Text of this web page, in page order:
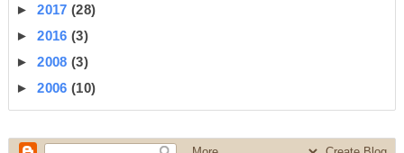
►2017(28)
►2016(3)
►2008(3)
►2006(10)